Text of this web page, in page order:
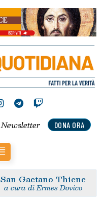
DONA ORA
Newsletter
San Gaetano Thiene
a cura di Ermes Dovico